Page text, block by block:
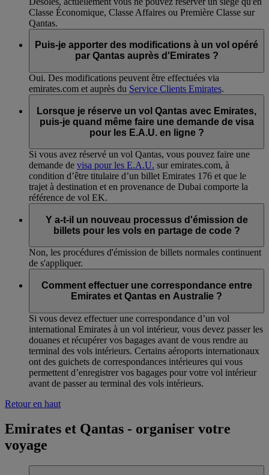
Classe Économique, Classe Affaires ou Première Classe sur
Qantas.
Puis-je apporter des modifications à un vol opéré
par Qantas auprès d'Emirates ?
Oui. Des modifications peuvent être effectuées via
emirates.com et auprès du Service Clients Emirates.
Lorsque je réserve un vol Qantas avec Emirates,
puis-je quand même faire une demande de visa
pour les E.A.U. en ligne ?
Si vous avez réservé un vol Qantas, vous pouvez faire une
demande de visa pour les E.A.U. sur emirates.com, à
condition d’être titulaire d’un billet Emirates 176 et que le
trajet à destination et en provenance de Dubai comporte la
référence de vol EK.
Y a-t-il un nouveau processus d'émission de
billets pour les vols en partage de code ?
Non, les procédures d'émission de billets normales continuent
de s'appliquer.
Comment effectuer une correspondance entre
Emirates et Qantas en Australie ?
Si vous devez effectuer une correspondance d’un vol
international Emirates à un vol intérieur, vous devez passer les
douanes et récupérer vos bagages avant de vous rendre au
terminal des vols intérieurs. Certains aéroports internationaux
ont des guichets de correspondances intérieures qui vous
permettent d’enregistrer vos bagages pour votre vol intérieur
avant de passer au terminal des vols intérieurs.
Retour en haut
Emirates et Qantas - organiser votre
voyage